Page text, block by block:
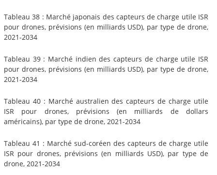
Tableau 38 : Marché japonais des capteurs de charge utile ISR
pour drones, prévisions (en milliards USD), par type de drone,
2021-2034
Tableau 39 : Marché indien des capteurs de charge utile ISR
pour drones, prévisions (en milliards USD), par type de drone,
2021-2034
Tableau 40 : Marché australien des capteurs de charge utile
ISR pour drones, prévisions (en milliards de dollars
américains), par type de drone, 2021-2034
Tableau 41 : Marché sud-coréen des capteurs de charge utile
ISR pour drones, prévisions (en milliards USD), par type de
drone, 2021-2034